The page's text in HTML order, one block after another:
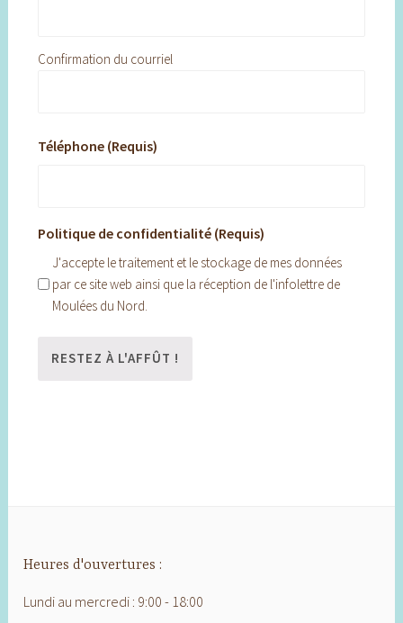
Confirmation du courriel
Téléphone (Requis)
Politique de confidentialité (Requis)
J'accepte le traitement et le stockage de mes données
par ce site web ainsi que la réception de l'infolettre de
Moulées du Nord.
Heures d'ouvertures :
Lundi au mercredi : 9:00 - 18:00